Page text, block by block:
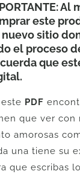
Al
este
nuevo sitio
el proceso
que
PDF
que ver con
amorosas
una tiene su
que escribas